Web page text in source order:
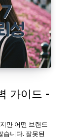
가이드 -
만 어떤 브랜드
습니다. 잘못된